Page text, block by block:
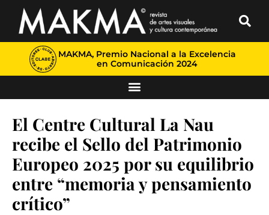
MAKMA, Premio Nacional a la Excelencia
en Comunicación 2024
El Centre Cultural La Nau
recibe el Sello del Patrimonio
Europeo 2025 por su equilibrio
entre “memoria y pensamiento
crítico”